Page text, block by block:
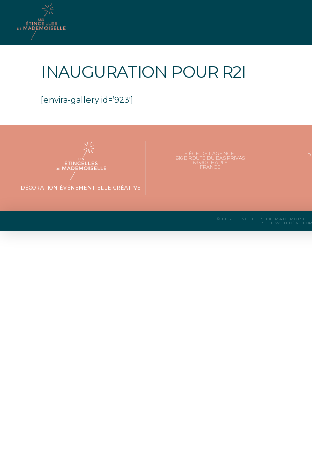
INAUGURATION POUR R2I
[envira-gallery id=’923′]
DÉCORATION ÉVÉNEMENTIELLE CRÉATIVE
SIÈGE DE L'AGENCE :
616 B ROUTE DU BAS PRIVAS
69390 CHARLY
FRANCE
© LES ETINCELLES DE
SITE WEB